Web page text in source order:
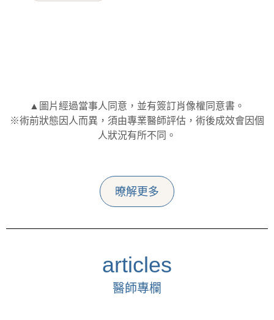
▲圖片經過當事人同意，並有簽訂肖像權同意書。
※術前狀態因人而異，須由專業醫師評估，術後成效會因個
人狀況有所不同。
暸解更多
articles
醫師專欄